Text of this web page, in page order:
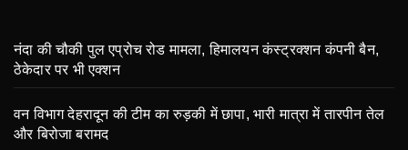
नंदा की चौकी पुल एप्रोच रोड मामला, हिमालयन कंस्ट्रक्शन कंपनी बैन,
ठेकेदार पर भी एक्शन
वन विभाग देहरादून की टीम का रुड़की में छापा, भारी मात्रा में तारपीन तेल
और बिरोजा बरामद